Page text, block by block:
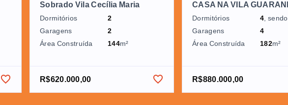
Sobrado Vila Cecília Maria
Dormitórios
2
Garagens
2
Área Construída
144m²
R$620.000,00
CASA NA VILA GUARANI
Dormitórios 4,
Garagens
4
Área Construída
182m²
R$880.000,00